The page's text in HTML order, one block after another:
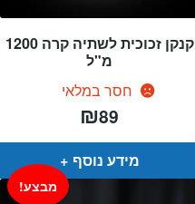
קנקן זכוכית לשתיה קרה 1200
מ"ל
חסר במלאי
₪89
מידע נוסף
מבצע!